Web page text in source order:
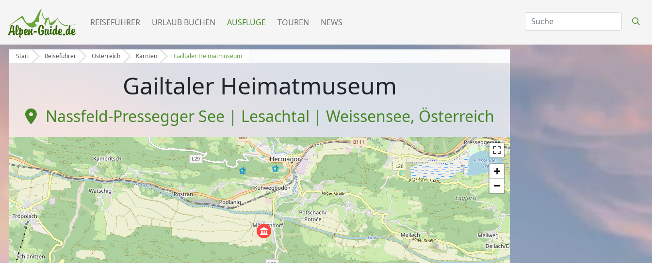
REISEFÜHRER URLAUB BUCHEN AUSFLÜGE TOUREN NEWS
Start Reiseführer Österreich Kärnten Gailtaler Heimatmuseum
Gailtaler Heimatmuseum
Nassfeld-Pressegger See | Lesachtal | Weissensee, Österreich
+
−